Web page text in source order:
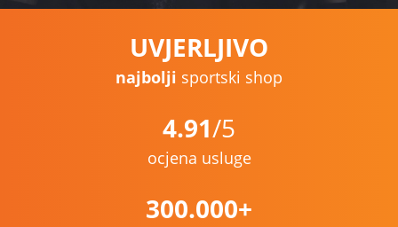
UVJERLJIVO
najbolji sportski shop
4.91/5
ocjena usluge
300.000+